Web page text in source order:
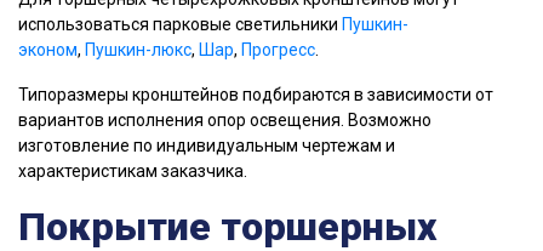
использоваться парковые светильники Пушкин-
эконом, Пушкин-люкс, Шар, Прогресс
Типоразмеры кронштейнов подбираются в зависимости от
вариантов исполнения опор освещения. Возможно
изготовление по индивидуальным чертежам и
характеристикам заказчика.
Покрытие торшерных